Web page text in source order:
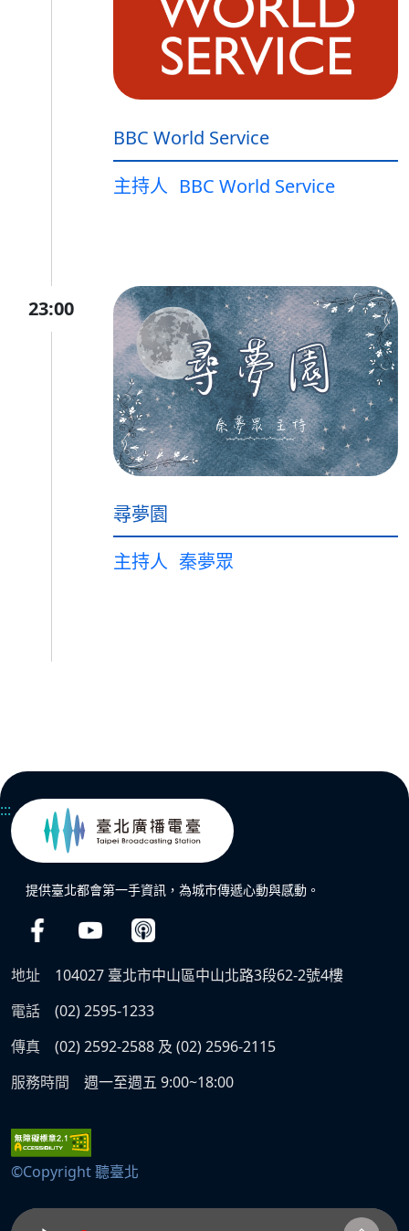
BBC World Service
主持人 BBC World Service
23:00
尋夢園
主持人 秦夢眾
:::
提供臺北都會第一手資訊，為城市傳遞心動與感動。
地址
104027 臺北市中山區中山北路3段62-2號4樓
電話
(02) 2595-1233
傳真
(02) 2592-2588 及 (02) 2596-2115
服務時間
週一至週五 9:00~18:00
©Copyright 聽臺北